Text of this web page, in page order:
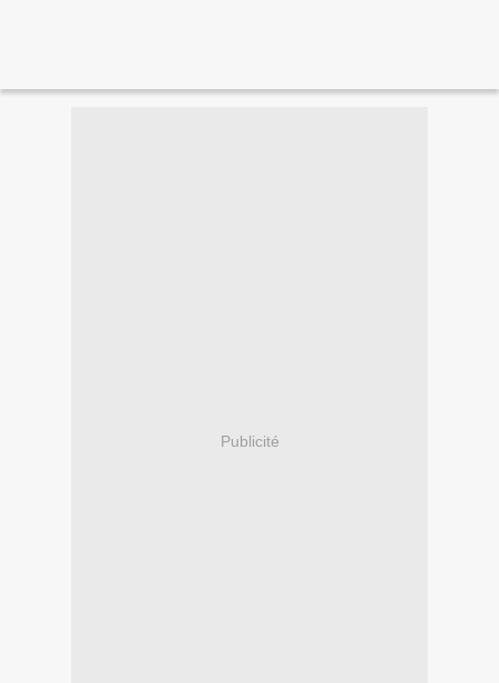
Publicité